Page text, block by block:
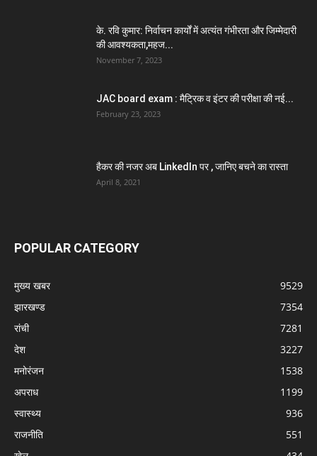
के. रवि कुमार: निर्वाचन कार्यों में अत्यंत गंभीरता और जिम्मेदारी
की आवश्यकता,महज...
November 7, 2023
JAC board exam : मैट्रिक व इंटर की परीक्षा की नई...
February 23, 2023
हैकर की नजर अब LinkedIn पर , जानिए बचने का रास्ता
April 8, 2021
POPULAR CATEGORY
मुख्य खबर
9529
झारखण्ड
7354
रांची
7281
देश
3227
मनोरंजन
1538
अपराध
1199
स्वास्थ्य
936
राजनीति
551